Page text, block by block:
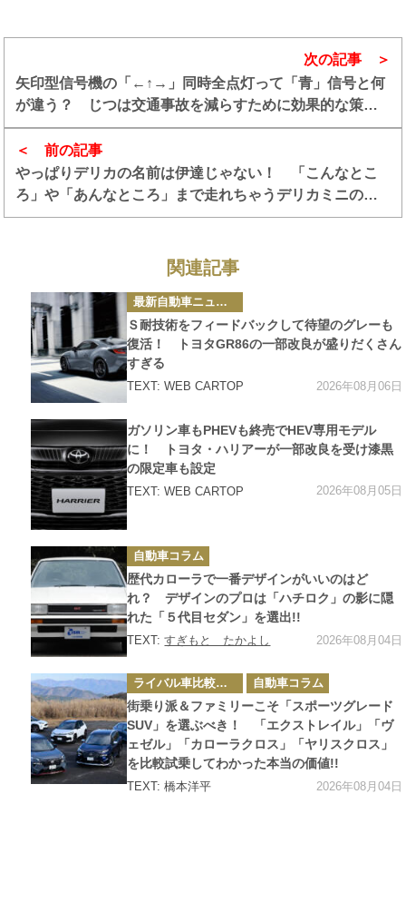
前の記事
やっぱりデリカの名前は伊達じゃない！ 「こんなとこ
ろ」や「あんなところ」まで走れちゃうデリカミニのポ
テンシャルの高さに脱帽！ 中谷明彦×石田貴臣【動画】
次の記事
矢印型信号機の「←↑→」同時全点灯って「青」信号と何
が違う？ じつは交通事故を減らすために効果的な策だ
った
関連記事
カ
テ
ゴ
リ
ー
最新自動車ニュース
Ｓ耐技術をフィードバックして待望のグレーも
復活！ トヨタGR86の一部改良が盛りだくさん
すぎる
TEXT: WEB CARTOP 2026年08月06日
カ
テ
ゴ
リ
ー
ガソリン車もPHEVも終売でHEV専用モデル
に！ トヨタ・ハリアーが一部改良を受け漆黒
の限定車も設定
TEXT: WEB CARTOP 2026年08月05日
カ
テ
ゴ
リ
ー
自動車コラム
歴代カローラで一番デザインがいいのはど
れ？ デザインのプロは「ハチロク」の影に隠
れた「５代目セダン」を選出!!
TEXT:すぎもと たかよし 2026年08月04日
カ
テ
ゴ
リ
ー
ライバル車比較テスト 自動車コラム
街乗り派＆ファミリーこそ「スポーツグレード
SUV」を選ぶべき！ 「エクストレイル」「ヴ
ェゼル」「カローラクロス」「ヤリスクロス」
を比較試乗してわかった本当の価値!!
TEXT: 橋本洋平 2026年08月04日